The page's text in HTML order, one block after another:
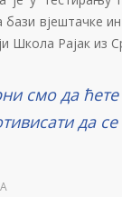
бази вјештачке
Школа Рајак из
смо да
да